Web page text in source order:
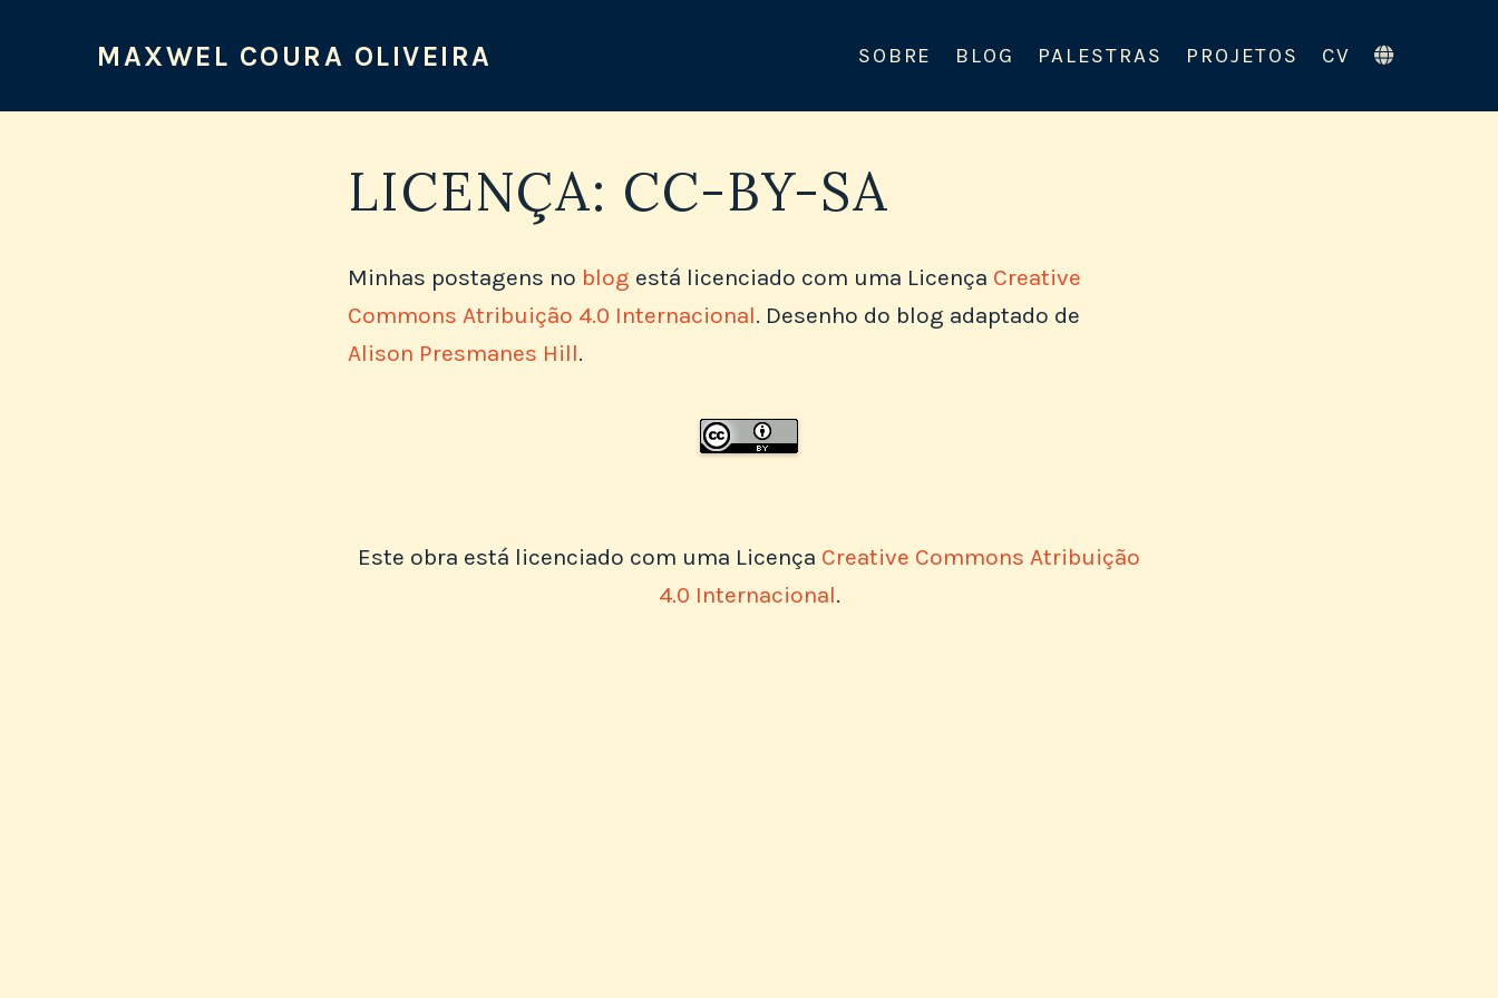
MAXWEL COURA OLIVEIRA SOBRE BLOG PALESTRAS PROJETOS CV
LICENÇA: CC-BY-SA
Minhas postagens no blog está licenciado com uma Licença Creative
Commons Atribuição 4.0 Internacional. Desenho do blog adaptado de
Alison Presmanes Hill.
Este obra está licenciado com uma Licença Creative Commons Atribuição
4.0 Internacional.